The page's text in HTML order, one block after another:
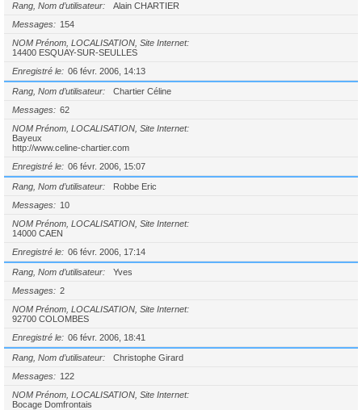
Rang, Nom d’utilisateur
Alain CHARTIER
Messages
154
NOM Prénom, LOCALISATION, Site Internet
14400 ESQUAY-SUR-SEULLES
Enregistré le
06 févr. 2006, 14:13
Rang, Nom d’utilisateur
Chartier Céline
Messages
62
NOM Prénom, LOCALISATION, Site Internet
Bayeux
http://www.celine-chartier.com
Enregistré le
06 févr. 2006, 15:07
Rang, Nom d’utilisateur
Robbe Eric
Messages
10
NOM Prénom, LOCALISATION, Site Internet
14000 CAEN
Enregistré le
06 févr. 2006, 17:14
Rang, Nom d’utilisateur
Yves
Messages
2
NOM Prénom, LOCALISATION, Site Internet
92700 COLOMBES
Enregistré le
06 févr. 2006, 18:41
Rang, Nom d’utilisateur
Christophe Girard
Messages
122
NOM Prénom, LOCALISATION, Site Internet
Bocage Domfrontais